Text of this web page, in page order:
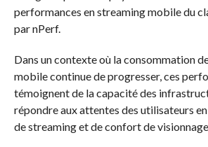
performances en streaming mobile du
par nPerf.
Dans un contexte où la consommation
mobile continue de progresser, ces
témoignent de la capacité des
répondre aux attentes des utilisateurs
de streaming et de confort de